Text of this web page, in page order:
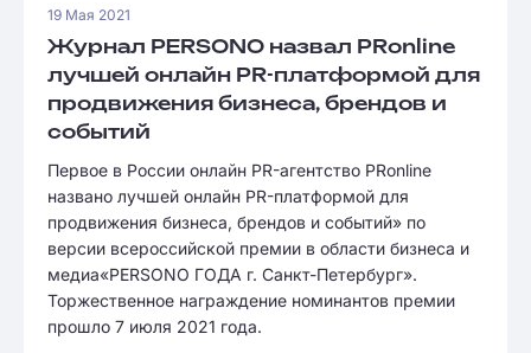
19 Мая 2021
Журнал PERSONO назвал PRonline
лучшей онлайн PR-платформой для
продвижения бизнеса, брендов и
событий
Первое в России онлайн PR-агентство PRonline
названо лучшей онлайн PR-платформой для
продвижения бизнеса, брендов и событий» по
версии всероссийской премии в области бизнеса и
медиа«PERSONO ГОДА г. Санкт-Петербург».
Торжественное награждение номинантов премии
прошло 7 июля 2021 года.